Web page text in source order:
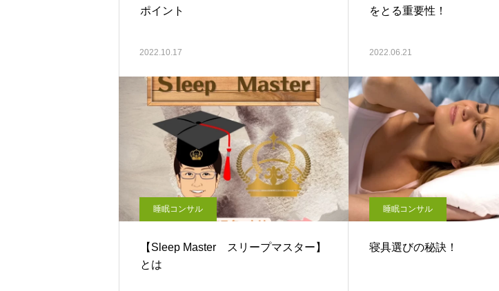
ポイント
2022.10.17
をとる重要性！
2022.06.21
睡眠コンサル
【Sleep Master スリープマスター】
とは
睡眠コンサル
寝具選びの秘訣！